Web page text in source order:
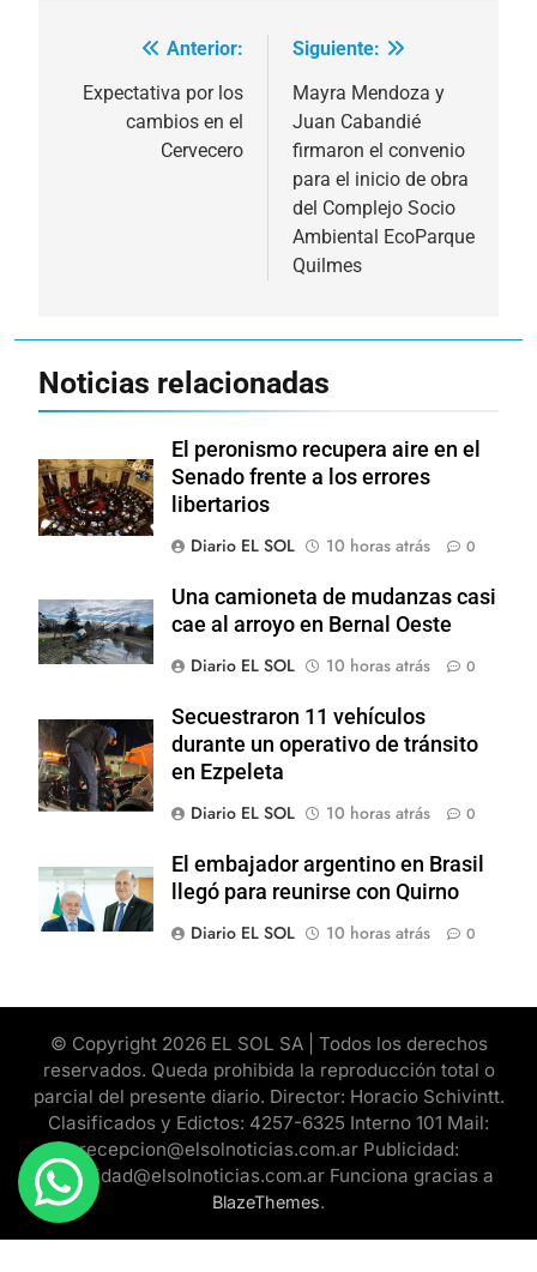
Navegación
de
entradas
Anterior:
Expectativa por los
cambios en el
Cervecero
Siguiente:
Mayra Mendoza y
Juan Cabandié
firmaron el convenio
para el inicio de obra
del Complejo Socio
Ambiental EcoParque
Quilmes
Noticias relacionadas
El peronismo recupera aire en el
Senado frente a los errores
libertarios
Diario EL SOL
10 horas atrás 0
Una camioneta de mudanzas casi
cae al arroyo en Bernal Oeste
Diario EL SOL
10 horas atrás 0
Secuestraron 11 vehículos
durante un operativo de tránsito
en Ezpeleta
Diario EL SOL
10 horas atrás 0
El embajador argentino en Brasil
llegó para reunirse con Quirno
Diario EL SOL
10 horas atrás 0
© Copyright 2026 EL SOL SA | Todos los derechos
reservados. Queda prohibida la reproducción total o
parcial del presente diario. Director: Horacio Schivintt.
Clasificados y Edictos: 4257-6325 Interno 101 Mail:
recepcion@elsolnoticias.com.ar Publicidad:
publicidad@elsolnoticias.com.ar Funciona gracias a
BlazeThemes.